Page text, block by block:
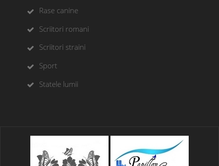
Rase canine
Scriitori romani
Scriitori straini
Sport
Statele lumii